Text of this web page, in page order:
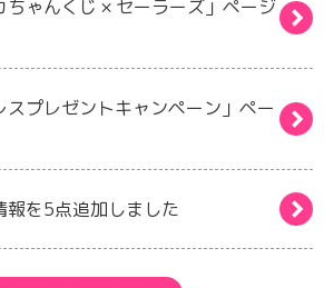
ちゃんくじ × セーラーズ」ページ
スプレゼントキャンペーン」ペー
報を5点追加しました